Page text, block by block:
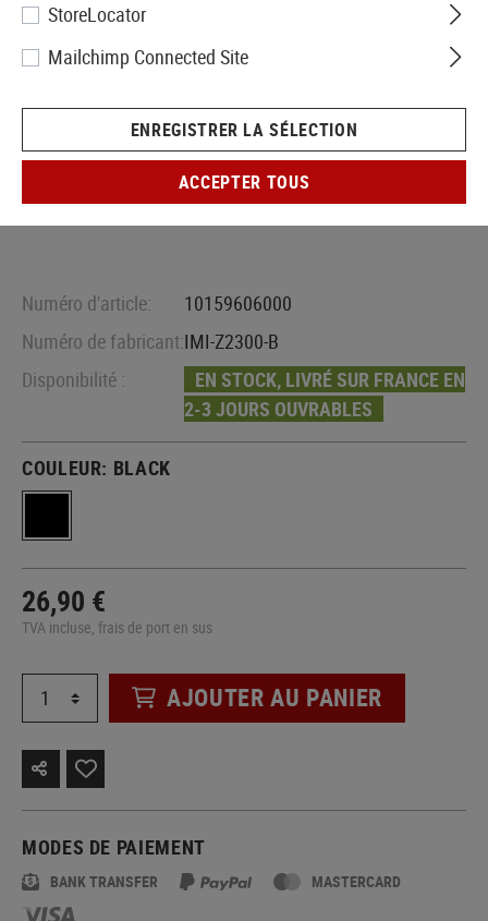
Numéro d'article:
10159606000
Numéro de fabricant:IMI-Z2300-B
Disponibilité :
EN STOCK, LIVRÉ SUR FRANCE EN
2-3 JOURS OUVRABLES
COULEUR: BLACK
26,90 €
TVA incluse, frais de port en sus
AJOUTER AU PANIER
MODES DE PAIEMENT
BANK TRANSFER MASTERCARD
StoreLocator
Mailchimp Connected Site
ENREGISTRER LA SÉLECTION
ACCEPTER TOUS